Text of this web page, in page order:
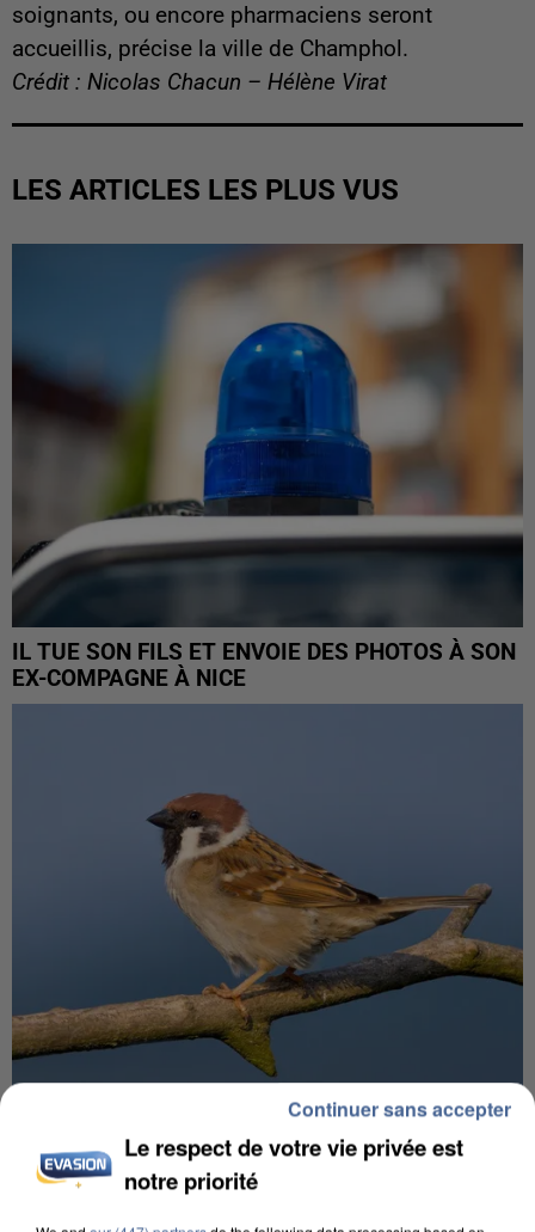
soignants, ou encore pharmaciens seront
accueillis, précise la ville de Champhol.
Crédit : Nicolas Chacun – Hélène Virat
LES ARTICLES LES PLUS VUS
IL TUE SON FILS ET ENVOIE DES PHOTOS À SON
EX-COMPAGNE À NICE
APRÈS TOUTES CES CANICULES, LES REFUGES
DE FAUNE SAUVAGE SONT...
Le respect de votre vie privée est
notre priorité
Continuer sans accepter